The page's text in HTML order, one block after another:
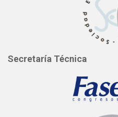
Secretaría Técnica